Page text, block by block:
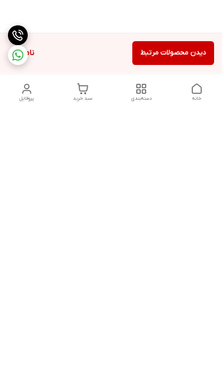
ناموجود دیدن محصولات مرتبط
پروفایل سبد خرید دسته‌بندی خانه